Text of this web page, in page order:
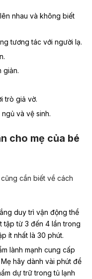
nhau và không biết
tương tác với người lạ.
giản.
trò giả vờ.
và vệ sinh.
cho mẹ của bé
cần biết về cách
duy trì vận động thể
tập từ 3 đến 4 lần trong
ít nhất là 30 phút.
lành mạnh cung cấp
hãy dành vài phút để
dự trữ trong tủ lạnh